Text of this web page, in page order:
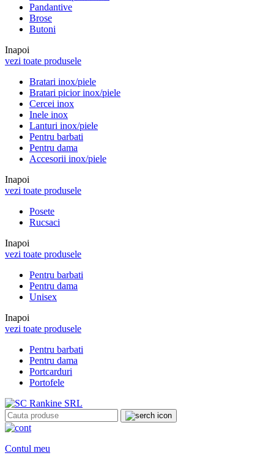
Pandantive
Brose
Butoni
Inapoi
vezi toate produsele
Bratari inox/piele
Bratari picior inox/piele
Cercei inox
Inele inox
Lanturi inox/piele
Pentru barbati
Pentru dama
Accesorii inox/piele
Inapoi
vezi toate produsele
Posete
Rucsaci
Inapoi
vezi toate produsele
Pentru barbati
Pentru dama
Unisex
Inapoi
vezi toate produsele
Pentru barbati
Pentru dama
Portcarduri
Portofele
Contul meu